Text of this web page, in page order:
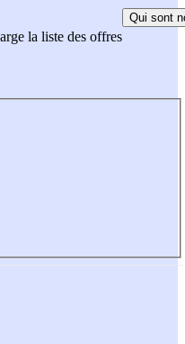
la liste des offres
Qui sont